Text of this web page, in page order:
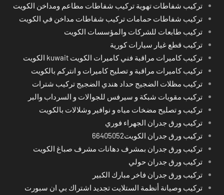
تركيب شفاطات تهوية تركيب شفاطات مطاعم ومداخن الكويت
تركيب شفاطات حمامات تركيب شفاطات مداخن في الكويت
تركيب طابعات للشركات والمؤسسات الكويت
تركيب قطع غيار سيارات كورية
تركيب كاميرات مراقبة فني كاميرات الكويت kuwait الكويت
تركيب كاميرات مراقبة و تصليح كاميرات و انتركم بالكويت
تركيب مظلات الضجيج حداد هندي الضجيج تركيب شترات
تركيب مقويات شبكة و سيرفس للجوالات و السرداب والبر
تركيب و تصليح مضخات مياه و نوافير وشلالات بالكويت
تركيب ورق جدران الجهراء فوري
تركيب ورق جدران الكويت66405052
تركيب ورق جدران بمشرف دهانات مشرف صباغ الكويت
تركيب ورق جدران حولي
تركيب ورق جدران فاخر مبارك الكبير
تركيب وصيانة أنظمة الستلايت تجديد اشتراك بي ان سبورت